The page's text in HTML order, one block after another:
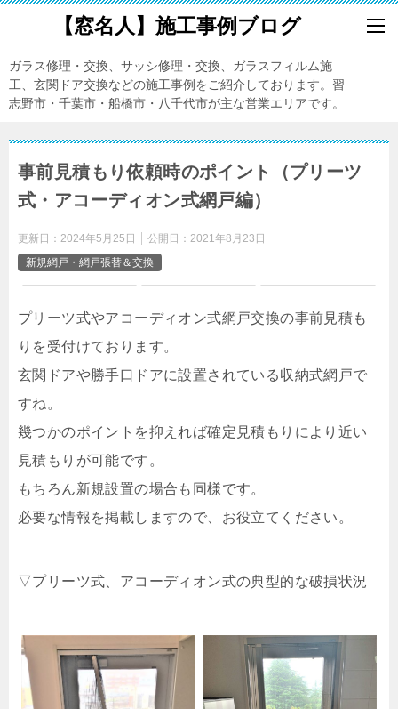
【窓名人】施工事例ブログ
ガラス修理・交換、サッシ修理・交換、ガラスフィルム施
工、玄関ドア交換などの施工事例をご紹介しております。習
志野市・千葉市・船橋市・八千代市が主な営業エリアです。
事前見積もり依頼時のポイント（プリーツ
式・アコーディオン式網戸編）
更新日： 2024年5月25日 公開日： 2021年8月23日
新規網戸・網戸張替＆交換
プリーツ式やアコーディオン式網戸交換の事前見積も
りを受付けております。
玄関ドアや勝手口ドアに設置されている収納式網戸で
すね。
幾つかのポイントを抑えれば確定見積もりにより近い
見積もりが可能です。
もちろん新規設置の場合も同様です。
必要な情報を掲載しますので、お役立てください。
▽プリーツ式、アコーディオン式の典型的な破損状況